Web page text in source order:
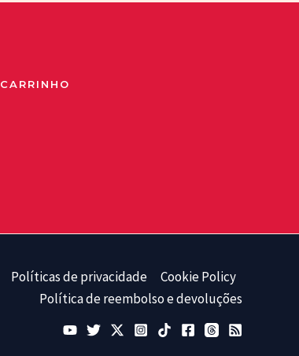
CARRINHO
Políticas de privacidade
Cookie Policy
Política de reembolso e devoluções